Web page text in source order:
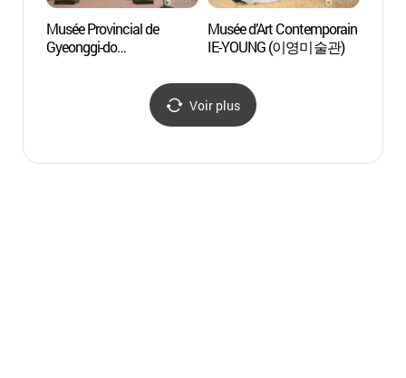
Musée Provincial de
Gyeonggi-do
Musée d’Art Contemporain
IE-YOUNG (이영미술관)
Voir plus